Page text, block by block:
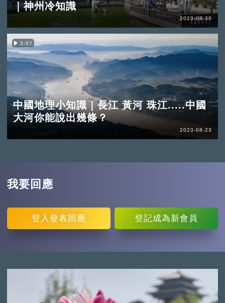
｜神州冷知識
2023-08-30
3:07
中國地理小知識｜長江 黃河 珠江.....中國
大河你能說出幾條？
2023-08-23
我要回應
登入 發表回應 登記成為新會員